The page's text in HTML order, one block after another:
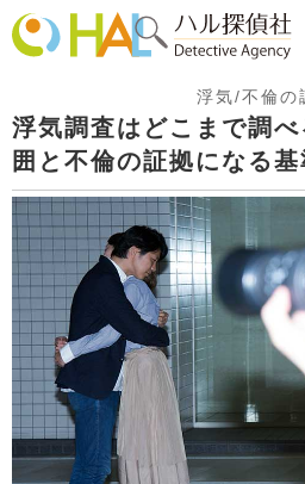
浮気/不倫の
浮気調査はどこまで調
囲と不倫の証拠になる